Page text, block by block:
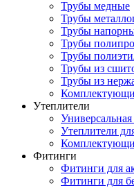
Трубы медные
Трубы
Трубы
Трубы
Трубы
Трубы из
Трубы из
Утеплители
Утеплители
Фитинги
Фитинги для
Фитинги для